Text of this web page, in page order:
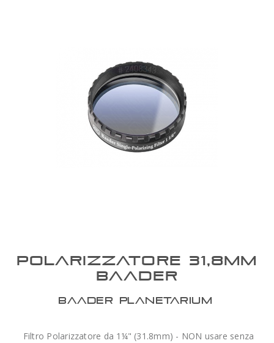
POLARIZZATORE 31,8MM
BAADER
BAADER PLANETARIUM
Filtro Polarizzatore da 1¼" (31.8mm) - NON usare senza